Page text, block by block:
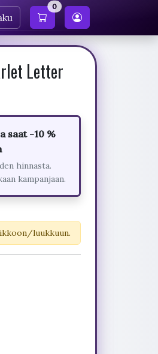
0
Letter
saat -10 %
hinnasta.
kampanjaan.
luukkuun.